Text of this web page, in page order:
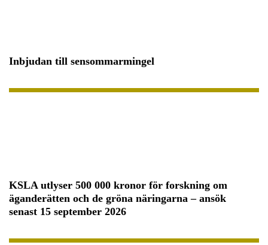
Inbjudan till sensommarmingel
KSLA utlyser 500 000 kronor för forskning om
äganderätten och de gröna näringarna – ansök
senast 15 september 2026